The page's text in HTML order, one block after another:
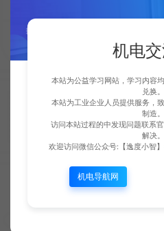
柴油机电控高压喷油系统结构与
￠男の人 5
机电
本站为公益学习网站，学习内容
兑换。
本站为工业企业人员提供服务，
制造。
访问本站过程的中发现问题联系
解决。
欢迎访问微信公众号:【逸度小智
机电导航网